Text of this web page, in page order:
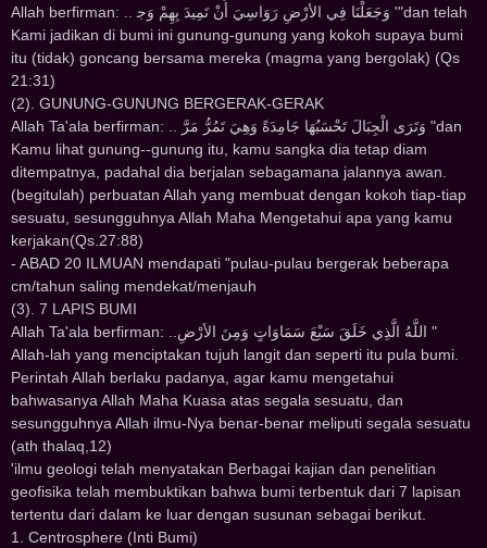
Allah berfirman: .. ﻭَﺟَﻌَﻠْﻨَﺎ ﻓِﻲ ﺍﻷﺭْﺽِ ﺭَﻭَﺍﺳِﻲَ ﺃَﻥْ ﺗَﻤِﻴﺪَ ﺑِﻬِﻢْ ﻭَﺟ '"dan telah
Kami jadikan di bumi ini gunung-gunung yang kokoh supaya bumi
itu (tidak) goncang bersama mereka (magma yang bergolak) (Qs
21:31)
(2). GUNUNG-GUNUNG BERGERAK-GERAK
Allah Ta'ala berfirman: .. ﻭَﺗَﺮَﻯ ﺍﻟْﺠِﺒَﺎﻝَ ﺗَﺤْﺴَﺒُﻬَﺎ ﺟَﺎﻣِﺪَﺓً ﻭَﻫِﻲَ ﺗَﻤُﺮُّ ﻣَﺮَّ "dan
Kamu lihat gunung--gunung itu, kamu sangka dia tetap diam
ditempatnya, padahal dia berjalan sebagamana jalannya awan.
(begitulah) perbuatan Allah yang membuat dengan kokoh tiap-tiap
sesuatu, sesungguhnya Allah Maha Mengetahui apa yang kamu
kerjakan(Qs.27:88)
- ABAD 20 ILMUAN mendapati "pulau-pulau bergerak beberapa
cm/tahun saling mendekat/menjauh
(3). 7 LAPIS BUMI
Allah Ta'ala berfirman: ..ﺍﻟﻠَّﻪُ ﺍﻟَّﺬِﻱ ﺧَﻠَﻖَ ﺳَﺒْﻊَ ﺳَﻤَﺎﻭَﺍﺕٍ ﻭَﻣِﻦَ ﺍﻷﺭْﺽِ "
Allah-lah yang menciptakan tujuh langit dan seperti itu pula bumi.
Perintah Allah berlaku padanya, agar kamu mengetahui
bahwasanya Allah Maha Kuasa atas segala sesuatu, dan
sesungguhnya Allah ilmu-Nya benar-benar meliputi segala sesuatu
(ath thalaq,12)
'ilmu geologi telah menyatakan Berbagai kajian dan penelitian
geofisika telah membuktikan bahwa bumi terbentuk dari 7 lapisan
tertentu dari dalam ke luar dengan susunan sebagai berikut.
1. Centrosphere (Inti Bumi)